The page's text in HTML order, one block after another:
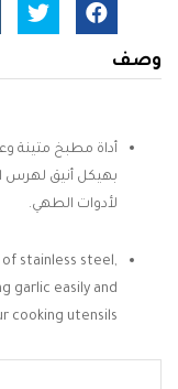
وصف
أداة مطبخ
بهيكل أنيق لهرس
لأدوات الطهي.
stainless steel,
garlic easily and
cooking utensils.